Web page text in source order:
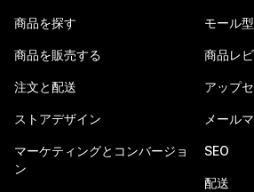
商品を探す
商品を販売する
注文と配送
ストアデザイン
マーケティングとコンバージョ
ン
モール
商品レ
アップ
メール
SEO
配送